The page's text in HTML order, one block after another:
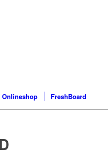
Onlineshop FreshBoard